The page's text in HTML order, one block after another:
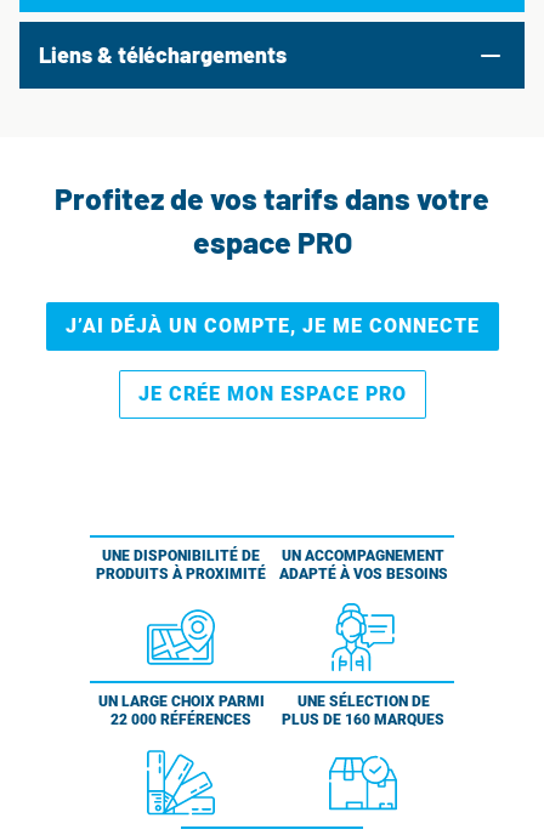
Liens & téléchargements
Profitez de vos tarifs dans votre
espace PRO
J’AI DÉJÀ UN COMPTE, JE ME CONNECTE
JE CRÉE MON ESPACE PRO
UNE DISPONIBILITÉ DE
PRODUITS À PROXIMITÉ
UN ACCOMPAGNEMENT
ADAPTÉ À VOS BESOINS
UN LARGE CHOIX PARMI
22 000 RÉFÉRENCES
UNE SÉLECTION DE
PLUS DE 160 MARQUES